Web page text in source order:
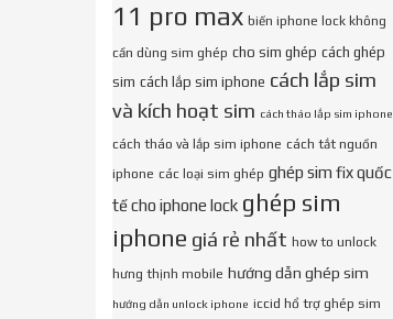
11 pro max biến iphone lock không
cần dùng sim ghép cho sim ghép cách ghép
sim cách lắp sim iphone cách lắp sim
và kích hoạt sim cách tháo lắp sim iphone
cách tháo và lắp sim iphone cách tắt nguồn
iphone các loại sim ghép ghép sim fix quốc
tế cho iphone lock ghép sim
iphone giá rẻ nhất how to unlock
hưng thịnh mobile hướng dẫn ghép sim
hướng dẫn unlock iphone iccid hổ trợ ghép sim